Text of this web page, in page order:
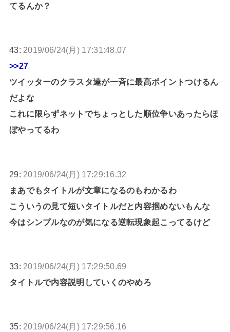
てるんか？
43: 2019/06/24(月) 17:31:48.07
>>27
ツイッターのクラスタ達が一斉に最高ポイントつけるん
だよな
これに限らずネットでちょっとした順位争いあったらほ
ぼやってるわ
29: 2019/06/24(月) 17:29:16.32
まあでもタイトルが文章になるのもわかるわ
こういうの見て短いタイトルだと内容掴めないもんな
今はシンプルなのが気になる逆転現象起こってるけど
33: 2019/06/24(月) 17:29:50.69
タイトルで内容説明していくのやめろ
35: 2019/06/24(月) 17:29:56.16